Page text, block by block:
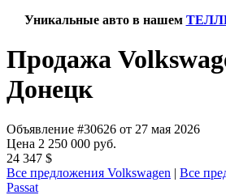
Уникальные авто в нашем
Продажа
Донецк
Объявление #30626 от 27 мая 2026
Цена 2 250 000 руб.
24 347 $
Все предложения Volkswagen | Все
Passat